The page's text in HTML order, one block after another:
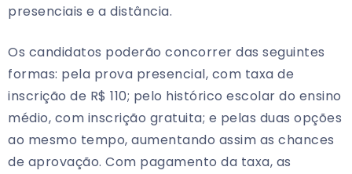
presenciais e a distância.
Os candidatos poderão concorrer das seguintes
formas: pela prova presencial, com taxa de
inscrição de R$ 110; pelo histórico escolar do ensino
médio, com inscrição gratuita; e pelas duas opções
ao mesmo tempo, aumentando assim as chances
de aprovação. Com pagamento da taxa, as